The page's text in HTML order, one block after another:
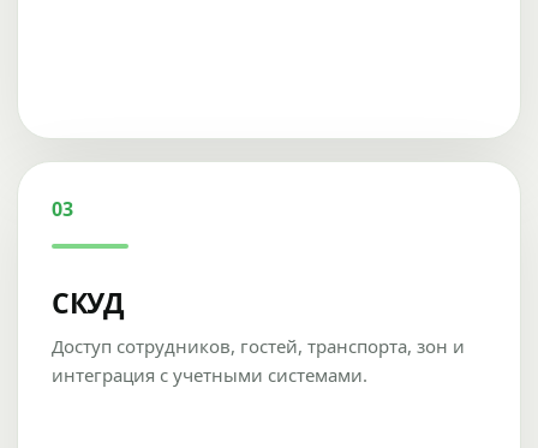
03
СКУД
Доступ сотрудников, гостей, транспорта, зон и
интеграция с учетными системами.